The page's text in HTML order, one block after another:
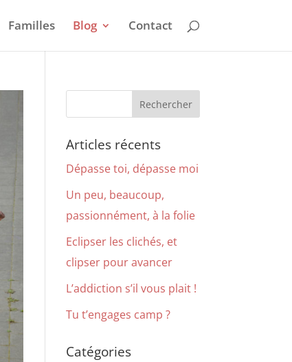
Familles Blog Contact
Articles récents
Dépasse toi, dépasse moi
Un peu, beaucoup,
passionnément, à la folie
Eclipser les clichés, et
clipser pour avancer
L’addiction s’il vous plait !
Tu t’engages camp ?
Catégories